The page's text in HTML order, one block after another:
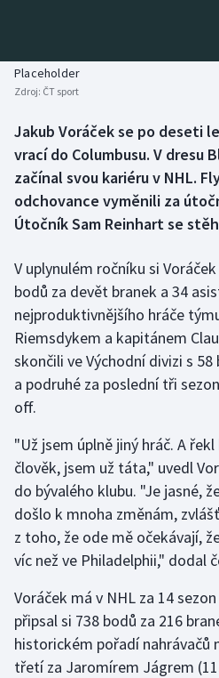
Biatlon
Boby a skeleton
Box
Curling
Dostihy
Florbal
Futsal
Golf
Gymnastika
Házená
Jezdectví
Judo
Krasobruslení
Lezení
Aplikace ČT sport
AZ kvíz
Placeholder
Zdroj: ČT sport
Jakub Voráček se po deseti
vrací do Columbusu. V dresu
začínal svou kariéru v NHL.
odchovance vyměnili za
Útočník Sam Reinhart se
V uplynulém ročníku si
bodů za devět branek a 34
nejproduktivnějšího hráče
Riemsdykem a kapitánem
skončili ve Východní divizi s
a podruhé za poslední tři
off.
"Už jsem úplně jiný hráč. A
člověk, jsem už táta," uvedl
do bývalého klubu. "Je jasné,
došlo k mnoha změnám,
z toho, že ode mě očekávají,
víc než ve Philadelphii," dodal
Voráček má v NHL za 14
připsal si 738 bodů za 216
historickém pořadí nahrávačů
třetí za Jaromírem Jágrem